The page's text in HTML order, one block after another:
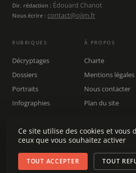
Dir. rédaction : Édouard Chanot
Nous écrire : contact@ojim.fr
RUBRIQUES
Décryptages
Dossiers
Portraits
Infographies
Rechercher
À PROPOS
Charte
Mentions légales
Nous contacter
Plan du site
Ce site utilise des cookies et vous
ceux que vous souhaitez activer
TOUT ACCEPTER TOUT